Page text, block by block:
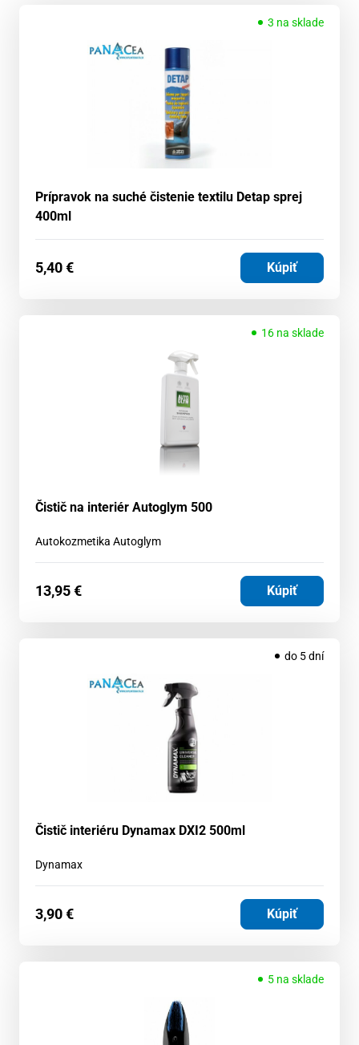
3 na sklade
Prípravok na suché čistenie textilu Detap sprej
400ml
5,40€ Kúpiť
16 na sklade
Čistič na interiér Autoglym 500
Autokozmetika Autoglym
13,95€ Kúpiť
do 5 dní
Čistič interiéru Dynamax DXI2 500ml
Dynamax
3,90€ Kúpiť
5 na sklade